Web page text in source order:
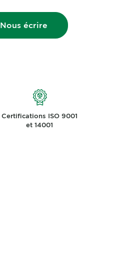
Nous écrire
Certifications ISO 9001
et 14001